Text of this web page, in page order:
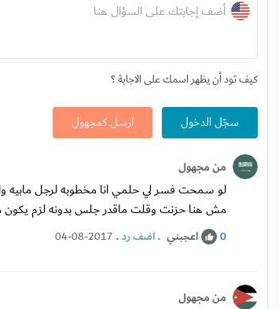
أضف إجابتك على السؤال هنا
كيف تود أن يظهر اسمك على الاجابة ؟
سجّل الدخول ارسل كمجهول
من مجهول
لو سمحت فسر لي حلمي انا مخطوبه لرجل مابيه
مش هنا حزنت وقلت ماقدر جلس بدونه لزم يكون
0 اعجبني .اضف رد.
04-08-2017
من مجهول